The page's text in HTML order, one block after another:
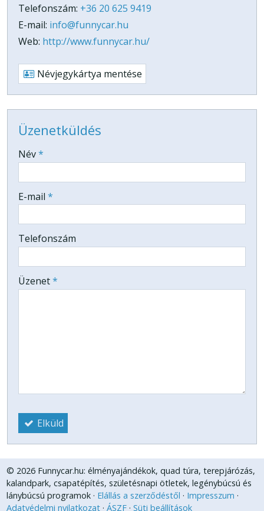
Telefonszám: +36 20 625 9419
E-mail: info@funnycar.hu
Web: http://www.funnycar.hu/
Névjegykártya mentése
Üzenetküldés
-
Név*
E-mail *
Telefonszám
Üzenet*
Elküld
© 2026 Funnycar.hu: élményajándékok, quad túra, terepjárózás,
kalandpark, csapatépítés, születésnapi ötletek, legénybúcsú és
lánybúcsú programok
Elállás a szerződéstől
Impresszum
Adatvédelmi nyilatkozat ÁSZF Süti beállítások